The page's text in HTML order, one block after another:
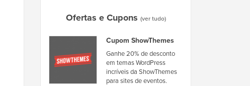
Ofertas e Cupons (ver tudo)
Cupom ShowThemes
Ganhe 20% de desconto
em temas WordPress
incríveis da ShowThemes
para sites de eventos.